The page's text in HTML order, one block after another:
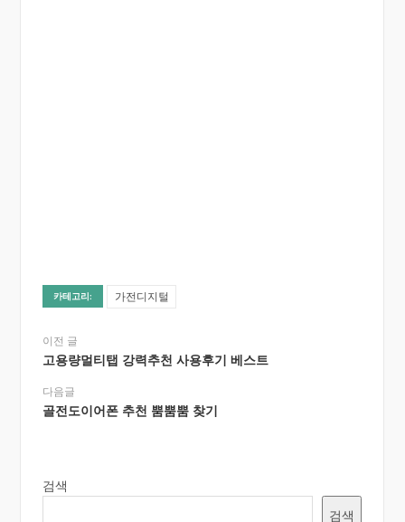
카테고리: 가전디지털
이전 글
고용량멀티탭 강력추천 사용후기 베스트
다음글
골전도이어폰 추천 뿜뿜뿜 찾기
검색
검색